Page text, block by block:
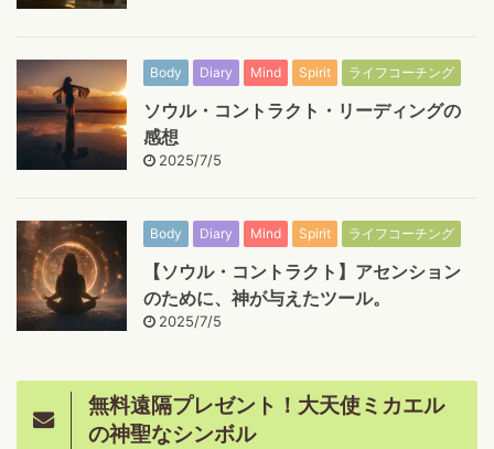
Body Diary Mind Spirit ライフコーチング
ソウル・コントラクト・リーディングの
感想
2025/7/5
Body Diary Mind Spirit ライフコーチング
【ソウル・コントラクト】アセンション
のために、神が与えたツール。
2025/7/5
無料遠隔プレゼント！大天使ミカエル
の神聖なシンボル